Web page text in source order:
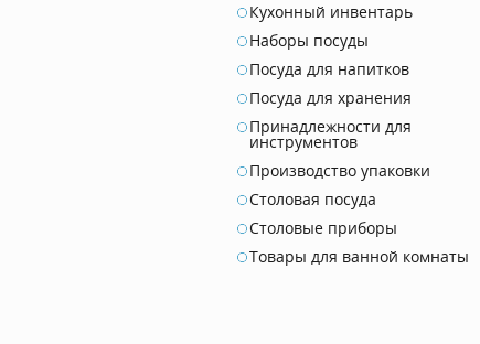
Кухонный инвентарь
Наборы посуды
Посуда для напитков
Посуда для хранения
Принадлежности для
инструментов
Производство упаковки
Столовая посуда
Столовые приборы
Товары для ванной комнаты